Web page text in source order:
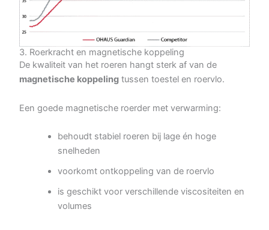
3. Roerkracht en magnetische koppeling
De kwaliteit van het roeren hangt sterk af van de
magnetische koppeling tussen toestel en roervlo.
Een goede magnetische roerder met verwarming:
behoudt stabiel roeren bij lage én hoge
snelheden
voorkomt ontkoppeling van de roervlo
is geschikt voor verschillende viscositeiten en
volumes